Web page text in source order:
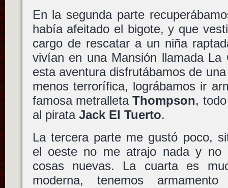
En la segunda parte
había afeitado el bigote, y que
cargo de rescatar a un niña
vivían en una Mansión llamada La
esta aventura disfrutábamos de
menos terrorífica, lográbamos ir
famosa metralletaThompson,
al pirata Jack El Tuerto.
La tercera parte me gustó poco,
el oeste no me atrajo nada y no
cosas nuevas. La cuarta es
moderna, tenemos armamento